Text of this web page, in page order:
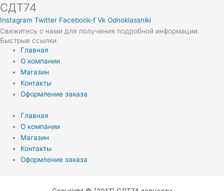
СДТ74
Instagram Twitter Facebook-f Vk Odnoklassniki
Свяжитесь с нами для получения подробной информации.
Быстрые ссылки
Главная
О компании
Магазин
Контакты
Оформление заказа
Главная
О компании
Магазин
Контакты
Оформление заказа